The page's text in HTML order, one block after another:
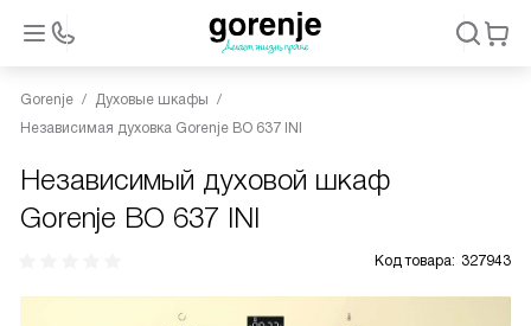
Gorenje
Духовые шкафы
Независимая духовка Gorenje BO 637 INI
Независимый духовой шкаф
Gorenje BO 637 INI
Код товара: 327943